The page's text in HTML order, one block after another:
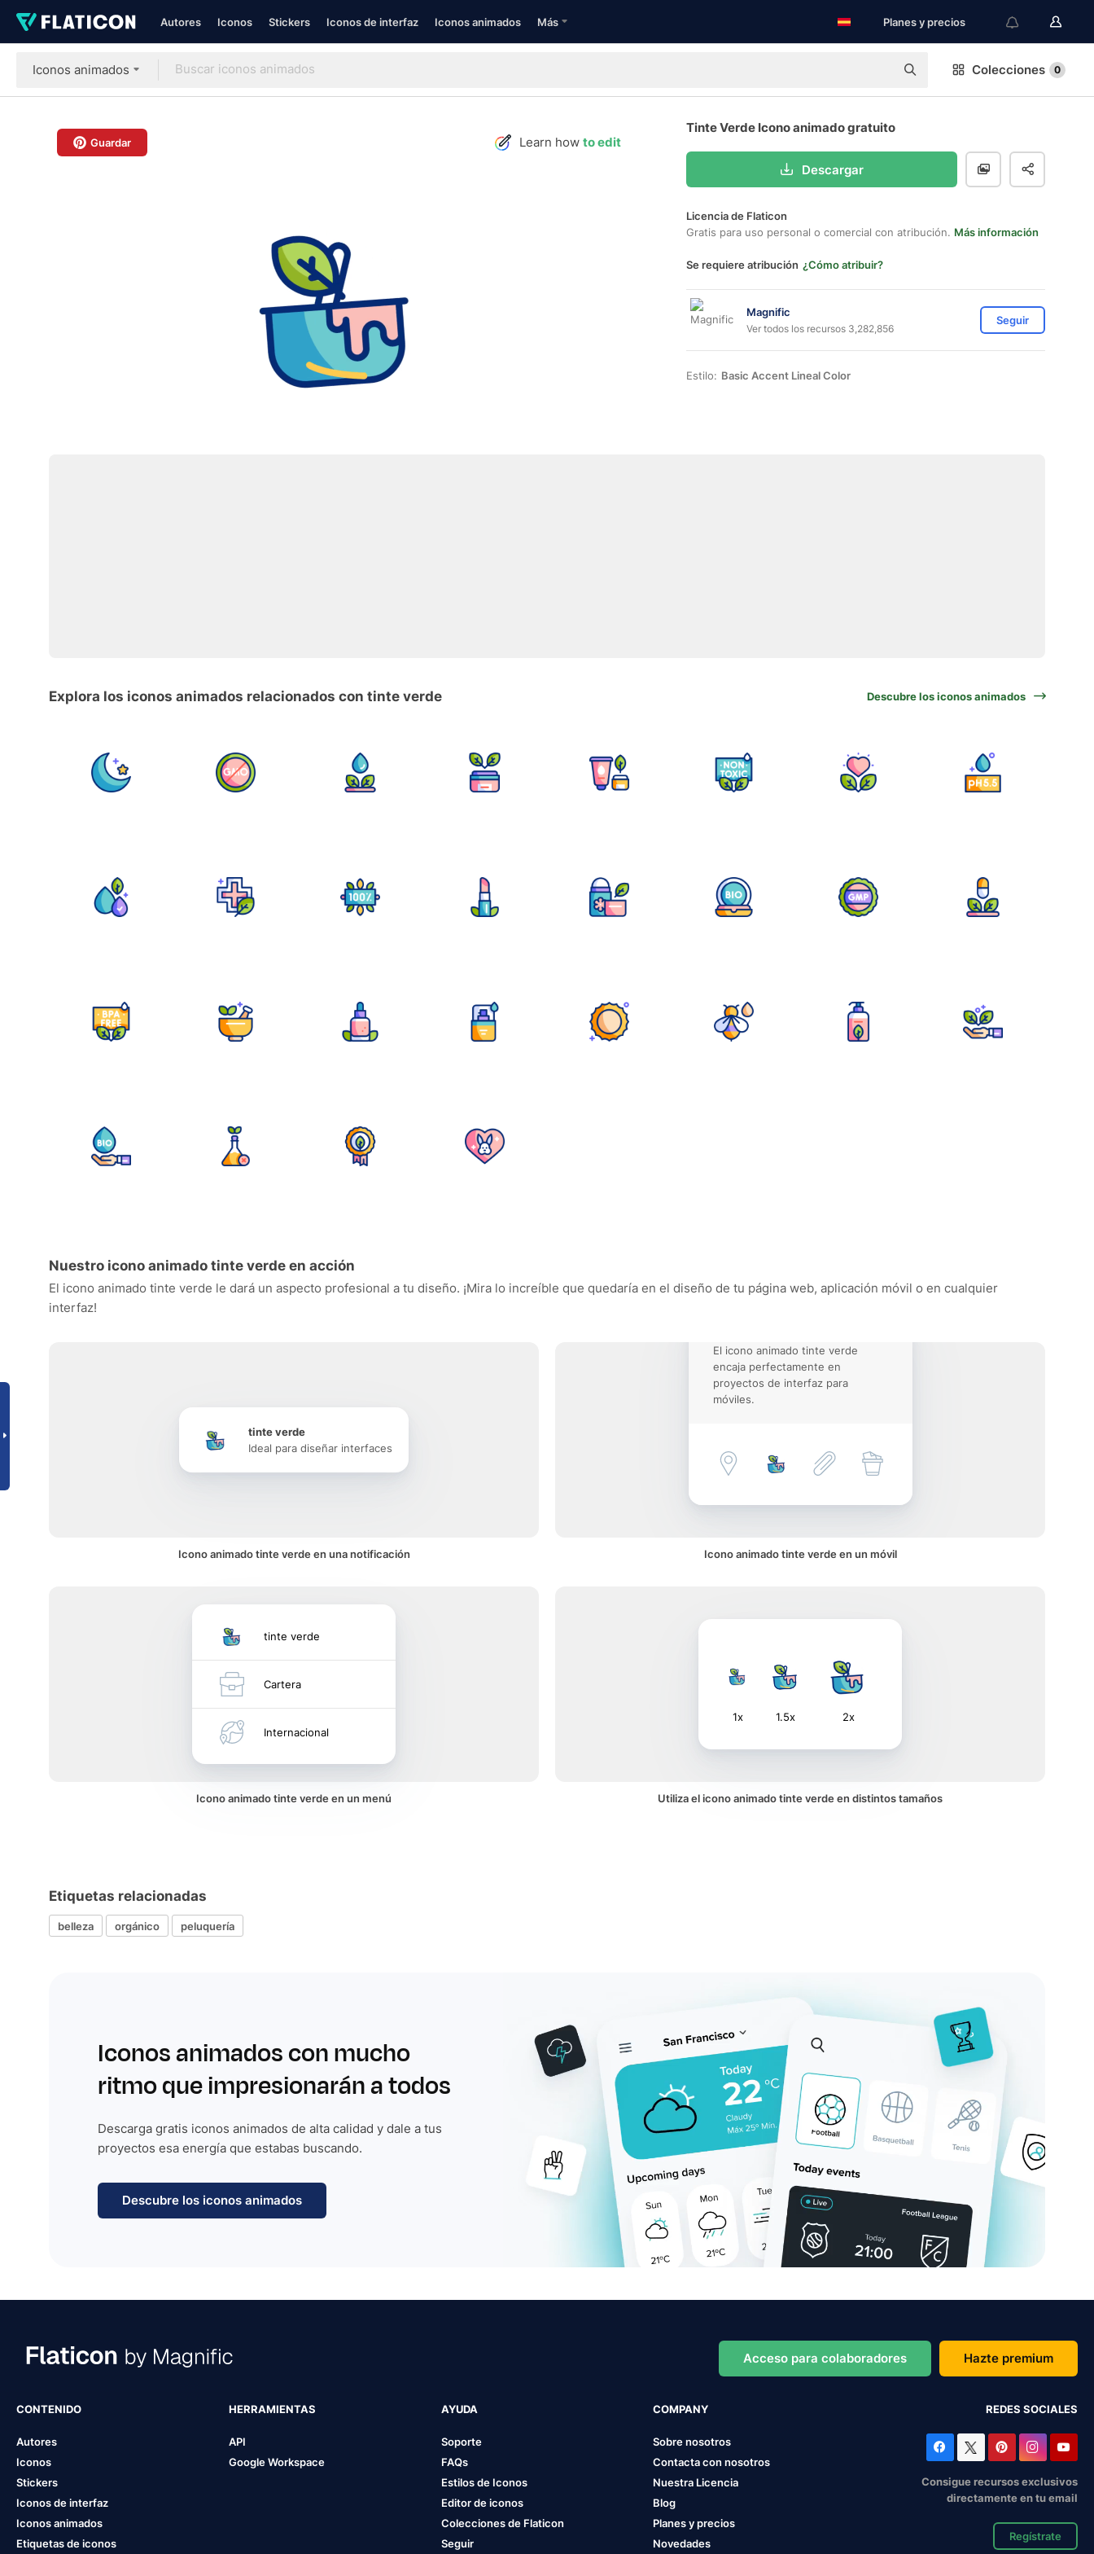
Autores Iconos Stickers Iconos de interfaz Iconos animados Más Planes y precios
Iconos animados Colecciones 0
Guardar Learn how to edit
Tinte Verde Icono animado gratuito
Descargar
Licencia de Flaticon
Gratis para uso personal o comercial con atribución. Más información
Se requiere atribución ¿Cómo atribuir?
Magnific
Ver todos los recursos 3,282,856
Seguir
Estilo: Basic Accent Lineal Color
Explora los iconos animados relacionados con tinte verde Descubre los iconos animados
Nuestro icono animado tinte verde en acción
El icono animado tinte verde le dará un aspecto profesional a tu diseño. ¡Mira lo increíble que quedaría en el diseño de tu página web, aplicación móvil o en cualquier
interfaz!
tinte verde
Ideal para diseñar interfaces
Icono animado tinte verde en una notificación
El icono animado tinte verde
encaja perfectamente en
proyectos de interfaz para
móviles.
Icono animado tinte verde en un móvil
tinte verde
Cartera
Internacional
Icono animado tinte verde en un menú
1x 1.5x 2x
Utiliza el icono animado tinte verde en distintos tamaños
Etiquetas relacionadas
belleza orgánico peluquería
Iconos animados con mucho
ritmo que impresionarán a todos
Descarga gratis iconos animados de alta calidad y dale a tus
proyectos esa energía que estabas buscando.
Descubre los iconos animados
Acceso para colaboradores Hazte premium
CONTENIDO
Autores
Iconos
Stickers
Iconos de interfaz
Iconos animados
Etiquetas de iconos
HERRAMIENTAS
API
Google Workspace
AYUDA
Soporte
FAQs
Estilos de Iconos
Editor de iconos
Colecciones de Flaticon
Seguir
COMPANY
Sobre nosotros
Contacta con nosotros
Nuestra Licencia
Blog
Planes y precios
Novedades
REDES SOCIALES
Consigue recursos exclusivos
directamente en tu email
Regístrate